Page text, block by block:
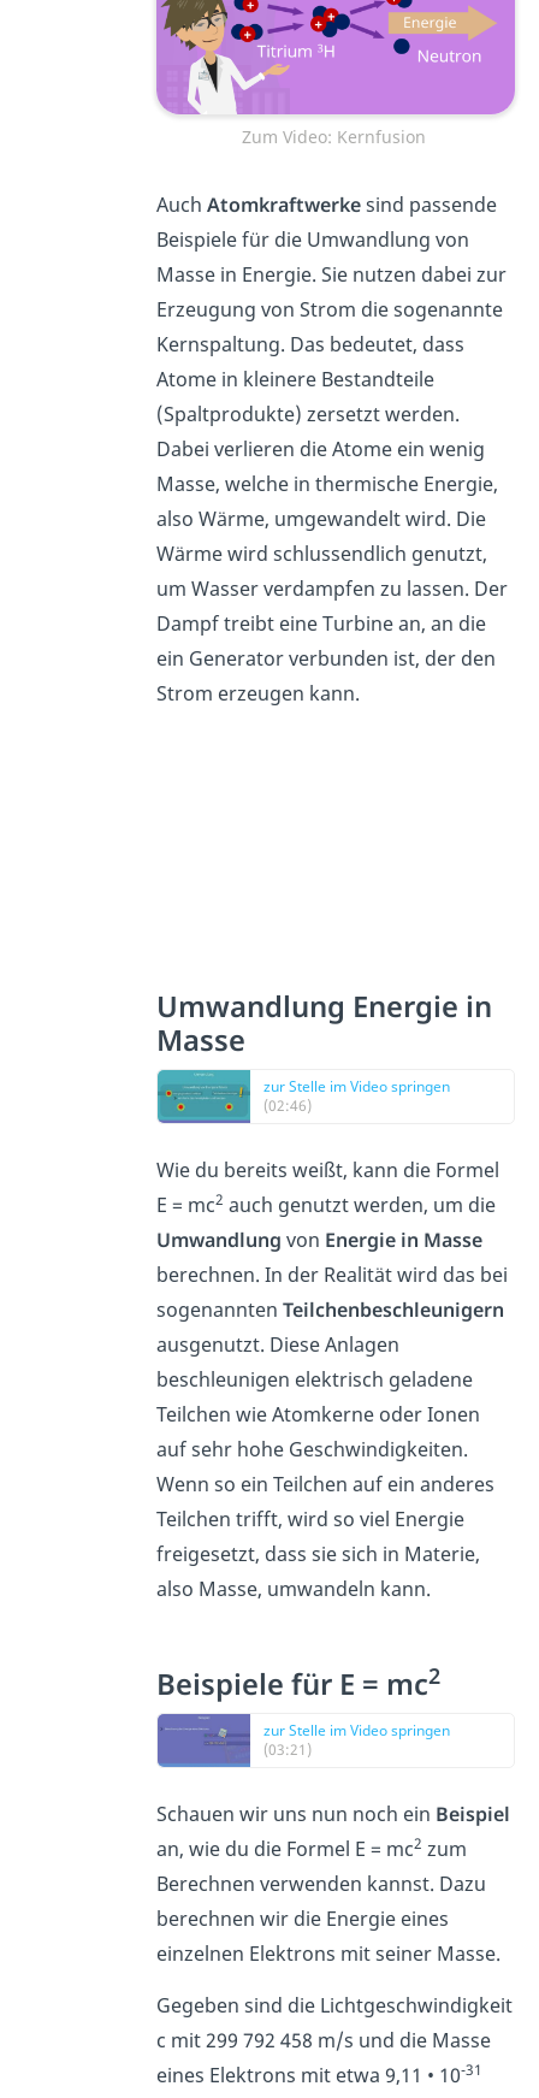
Zum Video: Kernfusion
AuchAtomkraftwerkesind passende
Beispiele für die Umwandlung von
Masse in Energie. Sie nutzen dabei zur
Erzeugung von Strom die sogenannte
Kernspaltung. Das bedeutet, dass
Atome in kleinere Bestandteile
(Spaltprodukte) zersetzt werden.
Dabei verlieren die Atome ein wenig
Masse, welche in thermische Energie,
also Wärme, umgewandelt wird. Die
Wärme wird schlussendlich genutzt,
um Wasser verdampfen zu lassen. Der
Dampf treibt eine Turbine an, an die
ein Generator verbunden ist, der den
Strom erzeugen kann.
Umwandlung Energie in
Masse
zur Stelle im Video springen
(02:46)
Wie du bereits weißt, kann die Formel
E = mc2 auch genutzt werden, um die
Umwandlung von Energie in Masse
berechnen. In der Realität wird das bei
sogenanntenTeilchenbeschleunigern
ausgenutzt. Diese Anlagen
beschleunigen elektrisch geladene
Teilchen wie Atomkerne oder Ionen
auf sehr hohe Geschwindigkeiten.
Wenn so ein Teilchen auf ein anderes
Teilchen trifft, wird so viel Energie
freigesetzt, dass sie sich in Materie,
also Masse, umwandeln kann.
Beispiele für E = mc2
zur Stelle im Video springen
(03:21)
Schauen wir uns nun noch ein Beispiel
an, wie du die Formel E = mc2 zum
Berechnen verwenden kannst. Dazu
berechnen wir die Energie eines
einzelnen Elektrons mit seiner Masse.
Gegeben sind die Lichtgeschwindigkeit
c mit 299 792 458 m/s und die Masse
eines Elektrons mit etwa 9,11 • 10-31